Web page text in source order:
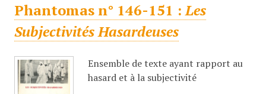
Phantomas n° 146-151 :Les
Subjectivités Hasardeuses
Ensemble de texte ayant rapport au
hasard et à la subjectivité